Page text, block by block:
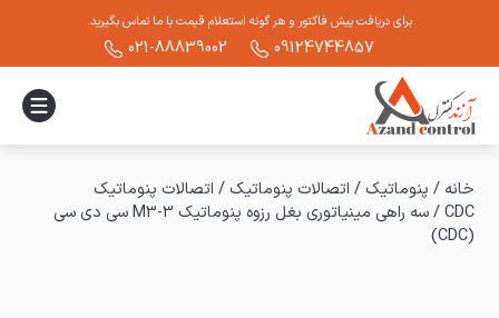
برای دریافت پیش فاکتور و هر گونه استعلام قیمت با ما تماس بگیرید.
09124744857
021-88839002
خانه / پنوماتیک / اتصالات پنوماتیک / اتصالات پنوماتیک
CDC
/
سه راهی مینیاتوری بغل رزوه پنوماتیک 3-M3 سی دی سی
(CDC)